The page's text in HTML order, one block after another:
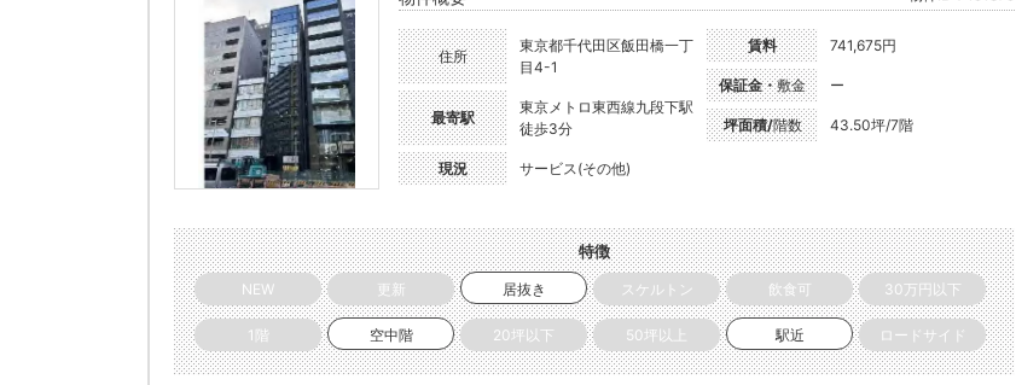
住所
東京都千代田区飯田橋一丁
目4-1
最寄駅
東京メトロ東西線九段下駅
徒歩3分
現況 サービス(その他)
賃料 741,675円
保証金・敷金 ー
坪面積/階数 43.50坪/7階
特徴
NEW 更新 居抜き スケルトン 飲食可 30万円以下
1階 空中階 20坪以下 50坪以上 駅近 ロードサイド